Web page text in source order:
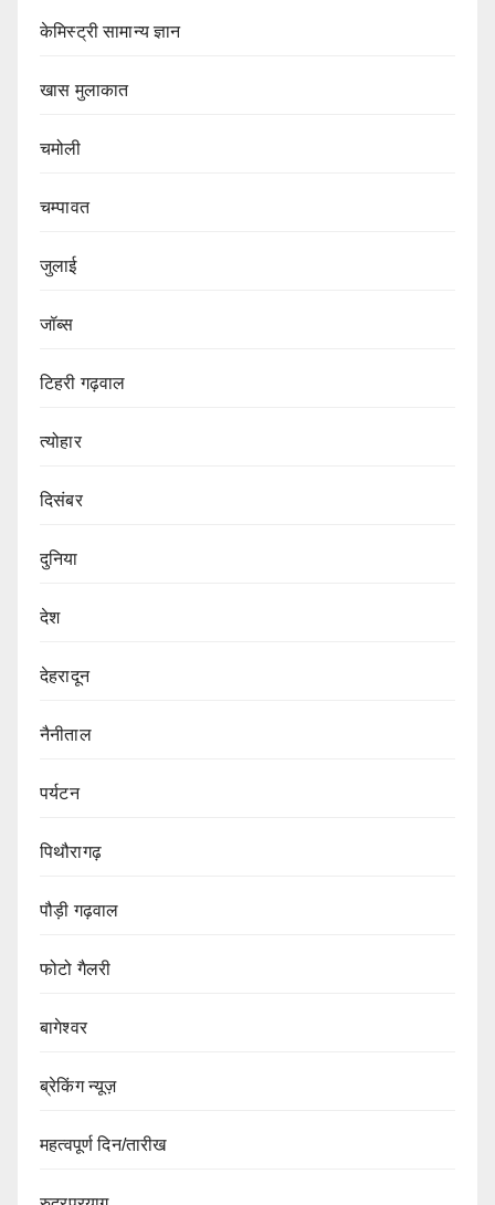
केमिस्ट्री सामान्य ज्ञान
खास मुलाकात
चमोली
चम्पावत
जुलाई
जॉब्स
टिहरी गढ़वाल
त्योहार
दिसंबर
दुनिया
देश
देहरादून
नैनीताल
पर्यटन
पिथौरागढ़
पौड़ी गढ़वाल
फोटो गैलरी
बागेश्वर
ब्रेकिंग न्यूज़
महत्वपूर्ण दिन/तारीख